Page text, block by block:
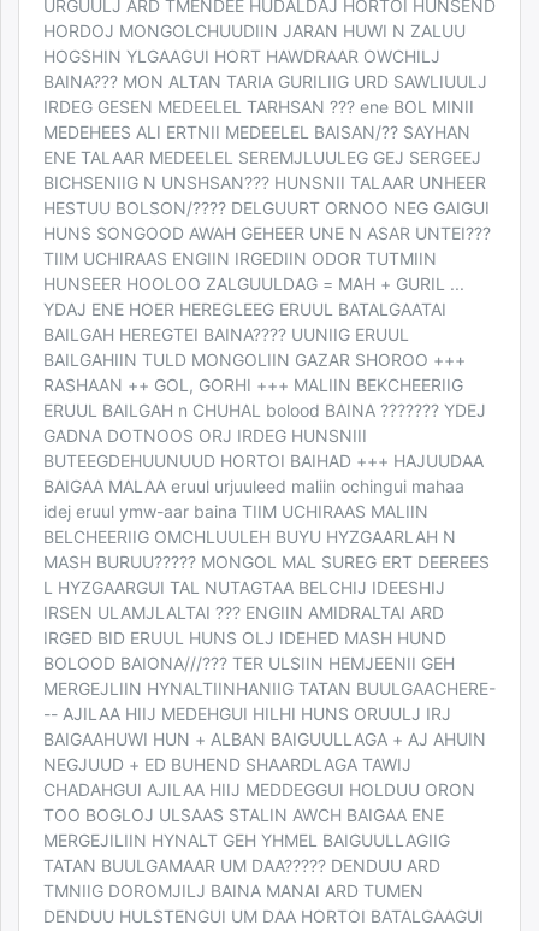
URGUULJ ARD TMENDEE HUDALDAJ HORTOI HUNSEND
HORDOJ MONGOLCHUUDIIN JARAN HUWI N ZALUU
HOGSHIN YLGAAGUI HORT HAWDRAAR OWCHILJ
BAINA??? MON ALTAN TARIA GURILIIG URD SAWLIUULJ
IRDEG GESEN MEDEELEL TARHSAN ??? ene BOL MINII
MEDEHEES ALI ERTNII MEDEELEL BAISAN/?? SAYHAN
ENE TALAAR MEDEELEL SEREMJLUULEG GEJ SERGEEJ
BICHSENIIG N UNSHSAN??? HUNSNII TALAAR UNHEER
HESTUU BOLSON/???? DELGUURT ORNOO NEG GAIGUI
HUNS SONGOOD AWAH GEHEER UNE N ASAR UNTEI???
TIIM UCHIRAAS ENGIIN IRGEDIIN ODOR TUTMIIN
HUNSEER HOOLOO ZALGUULDAG = MAH + GURIL ...
YDAJ ENE HOER HEREGLEEG ERUUL BATALGAATAI
BAILGAH HEREGTEI BAINA???? UUNIIG ERUUL
BAILGAHIIN TULD MONGOLIIN GAZAR SHOROO +++
RASHAAN ++ GOL, GORHI +++ MALIIN BEKCHEERIIG
ERUUL BAILGAH n CHUHAL bolood BAINA ??????? YDEJ
GADNA DOTNOOS ORJ IRDEG HUNSNIII
BUTEEGDEHUUNUUD HORTOI BAIHAD +++ HAJUUDAA
BAIGAA MALAA eruul urjuuleed maliin ochingui mahaa
idej eruul ymw-aar baina TIIM UCHIRAAS MALIIN
BELCHEERIIG OMCHLUULEH BUYU HYZGAARLAH N
MASH BURUU????? MONGOL MAL SUREG ERT DEEREES
L HYZGAARGUI TAL NUTAGTAA BELCHIJ IDEESHIJ
IRSEN ULAMJLALTAI ??? ENGIIN AMIDRALTAI ARD
IRGED BID ERUUL HUNS OLJ IDEHED MASH HUND
BOLOOD BAIONA///??? TER ULSIIN HEMJEENII GEH
MERGEJLIIN HYNALTIINHANIIG TATAN BUULGAACHERE-
-- AJILAA HIIJ MEDEHGUI HILHI HUNS ORUULJ IRJ
BAIGAAHUWI HUN + ALBAN BAIGUULLAGA + AJ AHUIN
NEGJUUD + ED BUHEND SHAARDLAGA TAWIJ
CHADAHGUI AJILAA HIIJ MEDDEGGUI HOLDUU ORON
TOO BOGLOJ ULSAAS STALIN AWCH BAIGAA ENE
MERGEJILIIN HYNALT GEH YHMEL BAIGUULLAGIIG
TATAN BUULGAMAAR UM DAA????? DENDUU ARD
TMNIIG DOROMJILJ BAINA MANAI ARD TUMEN
DENDUU HULSTENGUI UM DAA HORTOI BATALGAAGUI